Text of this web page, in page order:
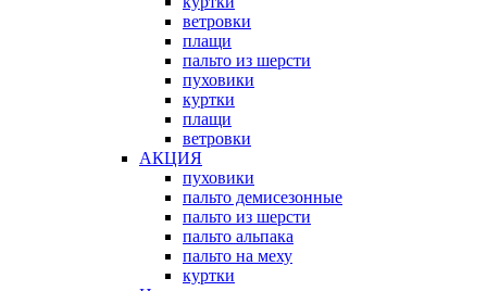
ветровки
плащи
пальто из шерсти
пуховики
куртки
плащи
ветровки
АКЦИЯ
пуховики
пальто демисезонные
пальто из шерсти
пальто альпака
пальто на меху
куртки